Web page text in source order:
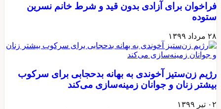
برای آزادی بدون قید و شرط خانم نسرین
۱۳۹۹
زن‌ستیز آخوندی به بهانه بدحجابی برای سرکوب
زنان و جوانان زمینه‌سازی می‌کند
۱۳۹۹